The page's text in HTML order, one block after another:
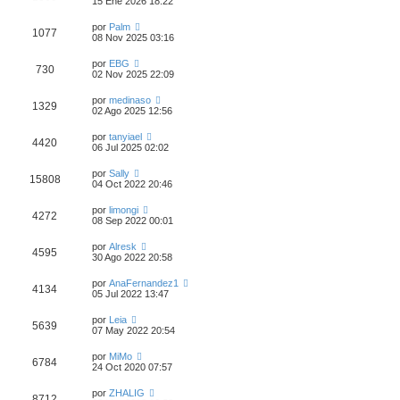
1077 por Palm
08 Nov 2025 03:16
730 por EBG
02 Nov 2025 22:09
1329 por medinaso
02 Ago 2025 12:56
4420 por tanyiael
06 Jul 2025 02:02
15808 por Sally
04 Oct 2022 20:46
4272 por limongi
08 Sep 2022 00:01
4595 por Alresk
30 Ago 2022 20:58
4134 por AnaFernandez1
05 Jul 2022 13:47
5639 por Leia
07 May 2022 20:54
6784 por MiMo
24 Oct 2020 07:57
por ZHALIG